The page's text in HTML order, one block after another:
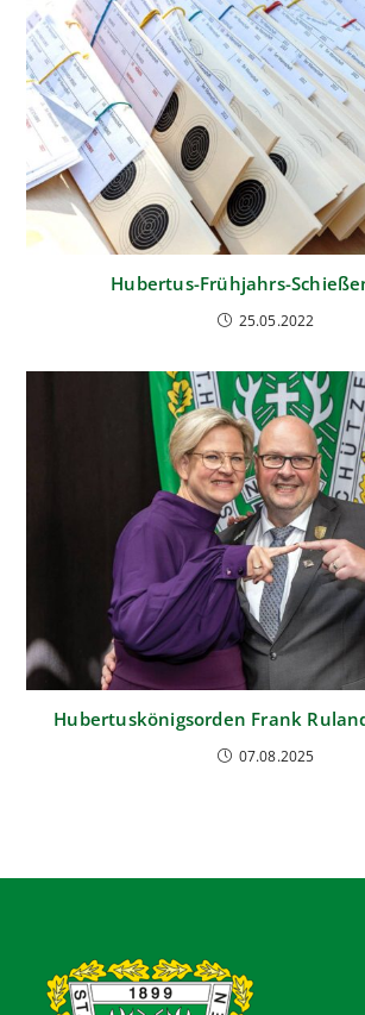
Hubertus-Frühjahrs-
25.05.2022
Hubertuskönigsorden Frank
07.08.2025